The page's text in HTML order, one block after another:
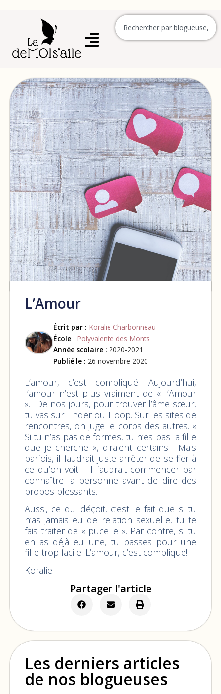
L’Amour
Écrit par : Koralie Charbonneau
École : Polyvalente des Monts
Année scolaire : 2020-2021
Publié le : 26 novembre 2020
L’amour, c’est compliqué! Aujourd’hui,
l’amour n’est plus vraiment de « l’Amour
». De nos jours, pour trouver l’âme sœur,
tu vas sur Tinder ou Hoop. Sur les sites de
rencontres, on juge le corps des autres. «
Si tu n’as pas de formes, tu n’es pas la fille
que je cherche », diraient certains. Mais
parfois, il faudrait juste arrêter de se fier à
ce qu’on voit. Il faudrait commencer par
connaître la personne avant de dire des
propos blessants.
Aussi, ce qui déçoit, c’est le fait que si tu
n’as jamais eu de relation sexuelle, tu te
fais traiter de « pucelle ». Par contre, si tu
en as déjà eu une, tu passes pour une
fille trop facile. L’amour, c’est compliqué!
Koralie
Partager l'article
Les derniers articles
de nos blogueuses